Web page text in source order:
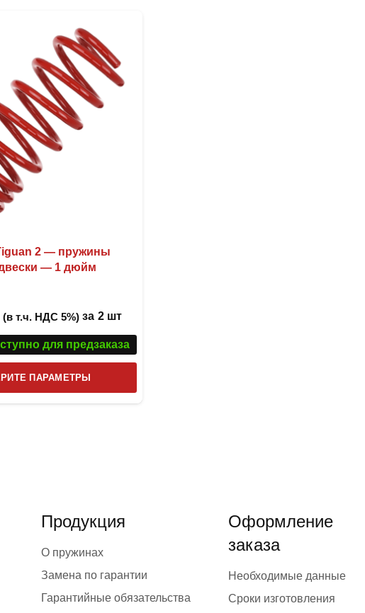
2 — пружины
— 1 дюйм
(в т.ч. НДС 5%) за 2 шт
для предзаказа
ПАРАМЕТРЫ
товар
Продукция
О пружинах
Замена по гарантии
Гарантийные обязательства
Оформление
заказа
Необходимые данные
Сроки изготовления